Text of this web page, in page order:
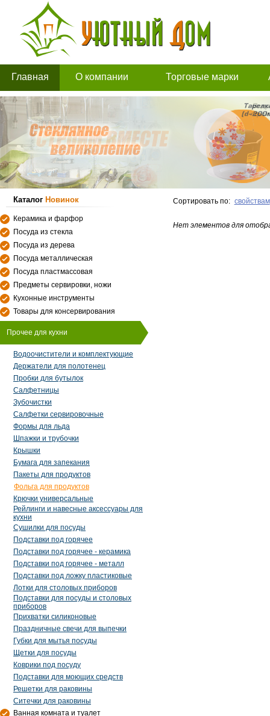
Главная О компании Торговые марки
Каталог Новинок
Керамика и фарфор
Посуда из стекла
Посуда из дерева
Посуда металлическая
Посуда пластмассовая
Предметы сервировки, ножи
Кухонные инструменты
Товары для консервирования
Прочее для кухни
Водоочистители и комплектующие
Держатели для полотенец
Пробки для бутылок
Салфетницы
Зубочистки
Салфетки сервировочные
Формы для льда
Шпажки и трубочки
Крышки
Бумага для запекания
Пакеты для продуктов
Фольга для продуктов
Крючки универсальные
Рейлинги и навесные аксессуары для
кухни
Сушилки для посуды
Подставки под горячее
Подставки под горячее - керамика
Подставки под горячее - металл
Подставки под ложку пластиковые
Лотки для столовых приборов
Подставки для посуды и столовых
приборов
Прихватки силиконовые
Праздничные свечи для выпечки
Губки для мытья посуды
Щетки для посуды
Коврики под посуду
Подставки для моющих средств
Решетки для раковины
Ситечки для раковины
Ванная комната и туалет
Сортировать по: свойствам
Нет элементов для